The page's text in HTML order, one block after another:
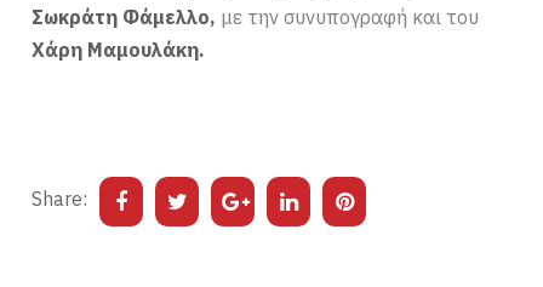
Σωκράτη Φάμελλο, με την συνυπογραφή και του
Χάρη Μαμουλάκη.
Share: